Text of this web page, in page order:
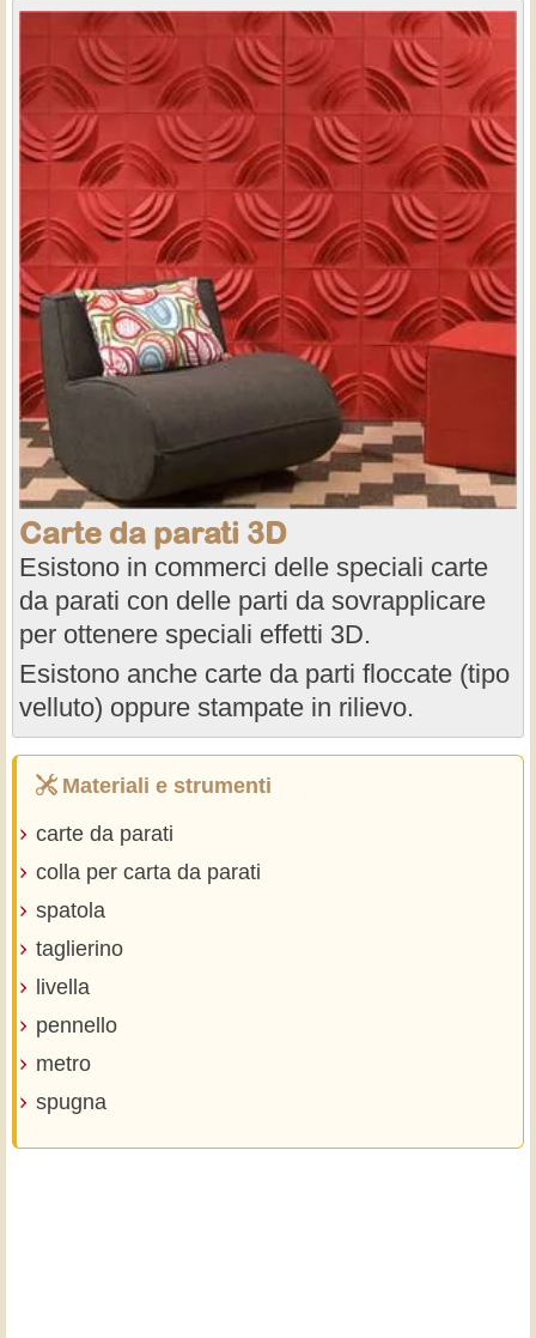
Carte da parati 3D
Esistono in commerci delle speciali carte
da parati con delle parti da sovrapplicare
per ottenere speciali effetti 3D.
Esistono anche carte da parti floccate (tipo
velluto) oppure stampate in rilievo.
Materiali e strumenti
carte da parati
colla per carta da parati
spatola
taglierino
livella
pennello
metro
spugna